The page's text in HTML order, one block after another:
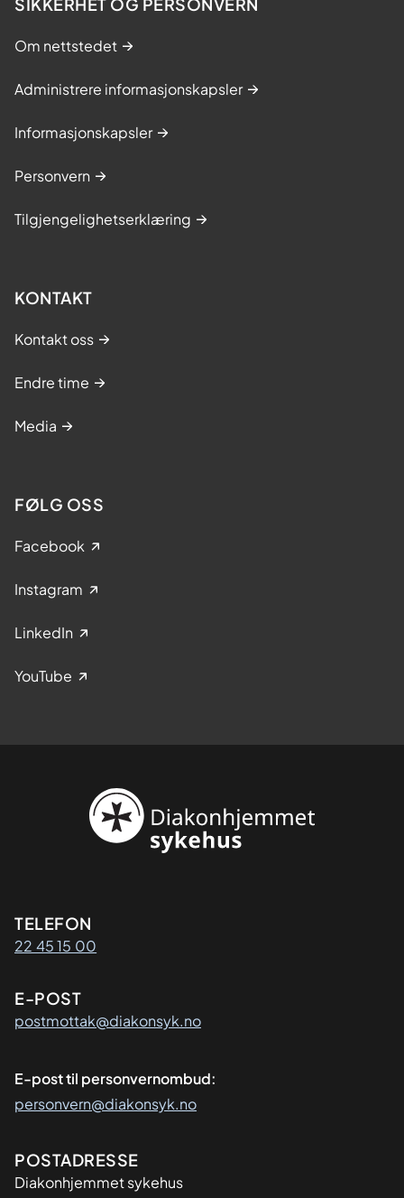
Om nettstedet
Administrere informasjonskapsler
Informasjonskapsler
Personvern
Tilgjengelighetserklæring
KONTAKT
Kontakt oss
Endre time
Media
FØLG OSS
Facebook
Instagram
LinkedIn
YouTube
Kontaktinformasjon
TELEFON
22 45 15 00
E-POST
postmottak@diakonsyk.no
E-post til personvernombud:
personvern@diakonsyk.no
Adresse
POSTADRESSE
Diakonhjemmet sykehus